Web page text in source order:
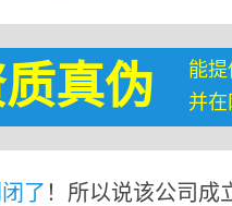
真伪
能
并
了 ！所以说该公司成